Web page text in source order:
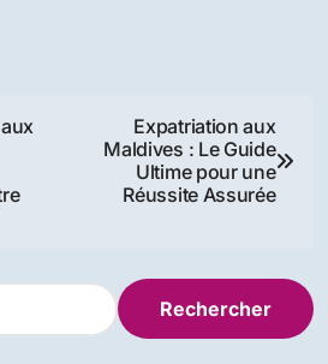
Expatriation aux
Maldives : Le Guide
Ultime pour une
Réussite Assurée